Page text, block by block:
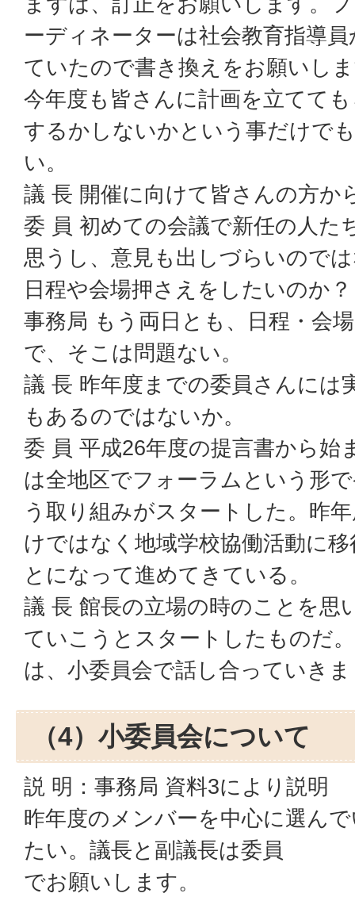
ーディネーターは社会教育指導
ていたので書き換えをお願いし
今年度も皆さんに計画を立てて
するかしないかという事だけで
い。
議 長 開催に向けて皆さんの方か
委 員 初めての会議で新任の人た
思うし、意見も出しづらいので
日程や会場押さえをしたいのか？
事務局 もう両日とも、日程・会
で、そこは問題ない。
議 長 昨年度までの委員さんには
もあるのではないか。
委 員 平成26年度の提言書から始
は全地区でフォーラムという形
う取り組みがスタートした。昨
けではなく地域学校協働活動に
とになって進めてきている。
議 長 館長の立場の時のことを思
ていこうとスタートしたものだ
は、小委員会で話し合っていき
（4）小委員会について
説 明：事務局 資料3により説明
昨年度のメンバーを中心に選ん
たい。議長と副議長は委員
でお願いします。